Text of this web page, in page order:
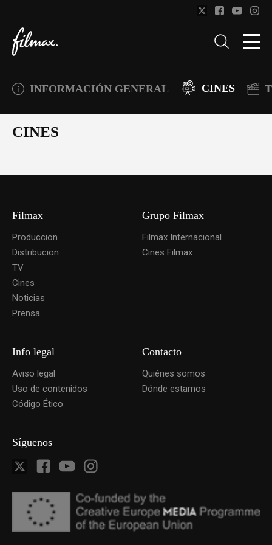
INFORMACIÓN GENERAL CINES
CINES
Filmax
Produccion
Distribucion
TV
Cines
Noticias
Prensa
Grupo Filmax
Filmax Internacional
Cines Filmax
Info legal
Aviso legal
Uso de contenidos
Código Ético
Contacto
Quiénes somos
Dónde estamos
Síguenos